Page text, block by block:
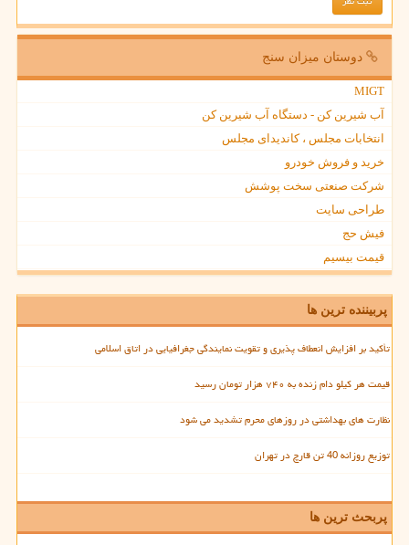
دوستان میزان سنج
MIGT
آب شیرین کن - دستگاه آب شیرین کن
انتخابات مجلس ، کاندیدای مجلس
خرید و فروش خودرو
شرکت صنعتی سخت پوشش
طراحی سایت
فیش حج
قیمت بیسیم
پربیننده ترین ها
تأکید بر افزایش انعطاف پذیری و تقویت نمایندگی جغرافیایی در اتاق اسلامی
قیمت هر کیلو دام زنده به ۷۴۰ هزار تومان رسید
نظارت های بهداشتی در روزهای محرم تشدید می شود
توزیع روزانه 40 تن قارچ در تهران
پربحث ترین ها